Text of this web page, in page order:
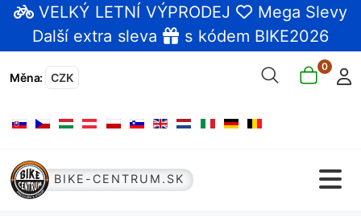
VELKÝ LETNÍ VÝPRODEJ
Mega Slevy
Další extra sleva
s kódem BIKE2026
Měna: CZK
0
Zvolte jazyk
BIKE-CENTRUM.SK